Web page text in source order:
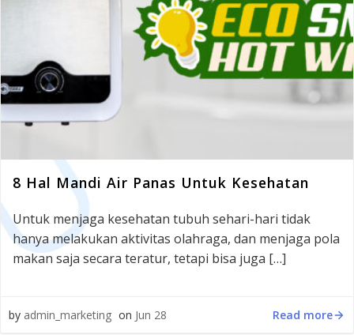
8 Hal Mandi Air Panas Untuk Kesehatan
Untuk menjaga kesehatan tubuh sehari-hari tidak
hanya melakukan aktivitas olahraga, dan menjaga pola
makan saja secara teratur, tetapi bisa juga […]
by admin_marketing on Jun 28 Read more